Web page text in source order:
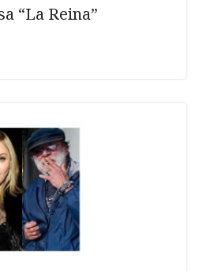
“La Reina”